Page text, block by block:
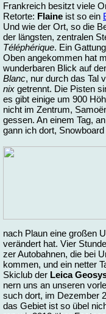
Frank­reich be­sitzt vie­le
Re­tor­te: Flaine ist so ein
Und wie der Ort, so die
der längs­ten, zen­tra­len
Té­lé­phé­rique. Ein
Oben an­ge­kom­men hat
wun­der­ba­ren Blick auf
Blanc, nur durch das Tal
nix ge­trennt. Die Pis­ten
es gibt ei­ni­ge um 900
nicht im Zen­trum,
ges­sen. An ei­nem Tag,
gann ich dort,
nach Plaun ei­ne gro­ßen
ver­än­dert hat. Vier
zer Au­to­bah­nen, die bei
kom­men, und ein net­ter
Ski­club der Lei­ca
nern uns an un­se­ren
such dort, im De­zem­ber
das Ge­biet ist so übel